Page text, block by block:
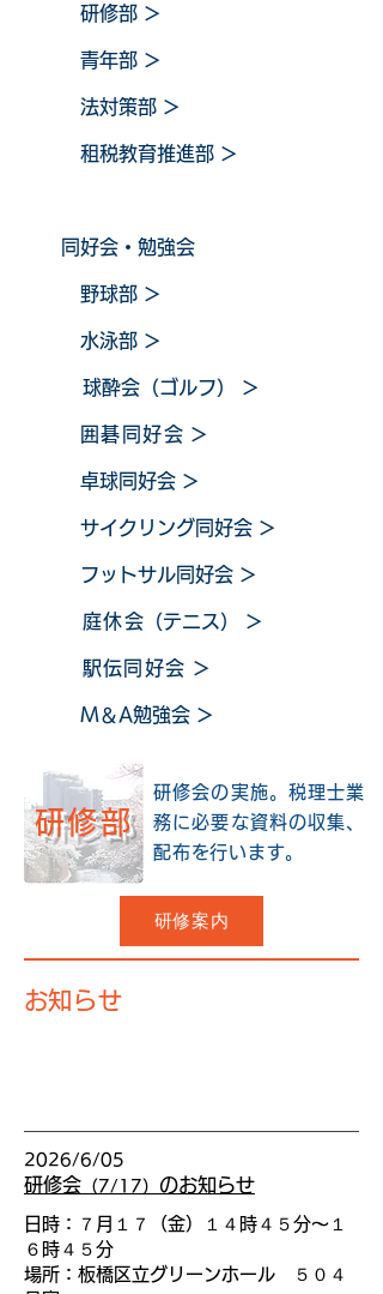
研修部 ＞
青年部 ＞
法対策部 ＞
租税教育推進部 ＞
同好会・勉強会
野球部 ＞
水泳部 ＞
球酔会（ゴルフ） ＞
囲碁同好会 ＞
卓球同好会 ＞
サイクリング同好会 ＞
フットサル同好会 ＞
庭休会（テニス） ＞
駅伝同好会 ＞
M＆A勉強会 ＞
研修部
研修会の実施。税理士業
務に必要な資料の収集、
配布を行います。
研修案内
​お知らせ
2026/6/05
研修会 （7/17） のお知らせ
日時：７月１７（金）１４時４５分〜１
６時４５分
場所：板橋区立グリーンホール ５０４